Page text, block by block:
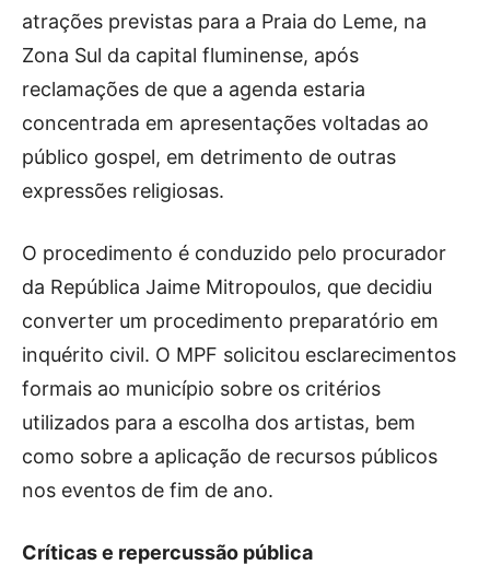
atrações previstas para a Praia do Leme, na
Zona Sul da capital fluminense, após
reclamações de que a agenda estaria
concentrada em apresentações voltadas ao
público gospel, em detrimento de outras
expressões religiosas.
O procedimento é conduzido pelo procurador
da República Jaime Mitropoulos, que decidiu
converter um procedimento preparatório em
inquérito civil. O MPF solicitou esclarecimentos
formais ao município sobre os critérios
utilizados para a escolha dos artistas, bem
como sobre a aplicação de recursos públicos
nos eventos de fim de ano.
Críticas e repercussão pública